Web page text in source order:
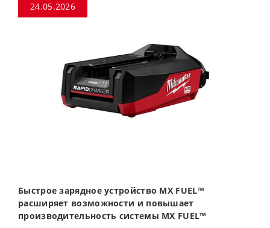
24.05.2026
Быстрое зарядное устройство MX FUEL™
расширяет возможности и повышает
производительность системы MX FUEL™